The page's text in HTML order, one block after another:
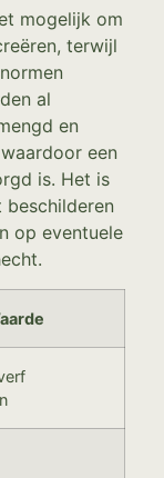
mogelijk om
terwijl
al
en
een
is. Het is
op eventuele